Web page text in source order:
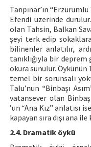
Tanpınar’ın
Efendi üzerinde
olan Tahsin, Balkan
şeyi terk edip
bilinenler anlatılır,
tanıklığıyla bir
okura sunulur. Öykünün
temel bir sorunsalı
Talu’nun “Binbaşı
vatansever olan
’un “Ana Kız”
kapayan sıra dışı ana
2.4. Dramatik öykü